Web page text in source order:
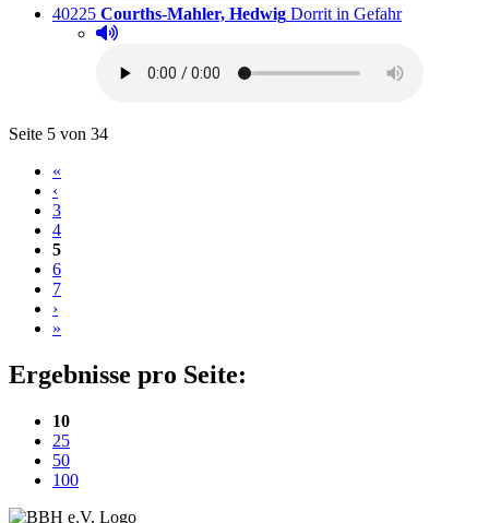
Titelnummer:
40225 von
Courths-Mahler, Hedwig: Dorrit in GefahrAusleihbar
Hörprobe abspielen
Hörprobe von Dorrit in Gefahr
Blättern
Seite 5 von 34
«
‹
3
4
5
6
7
›
»
Ergebnisse pro Seite:
10(aktuelle Einstellung)
25
50
100